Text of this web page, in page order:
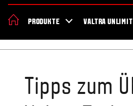
PRODUKTE VALTRA
Tipps zum